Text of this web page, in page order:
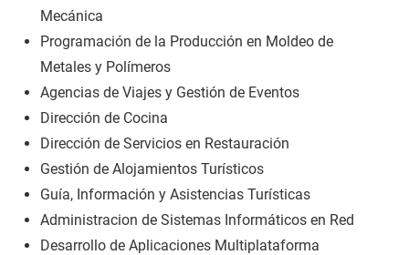
Mecánica
Programación de la Producción en Moldeo de
Metales y Polímeros
Agencias de Viajes y Gestión de Eventos
Dirección de Cocina
Dirección de Servicios en Restauración
Gestión de Alojamientos Turísticos
Guía, Información y Asistencias Turísticas
Administracion de Sistemas Informáticos en Red
Desarrollo de Aplicaciones Multiplataforma